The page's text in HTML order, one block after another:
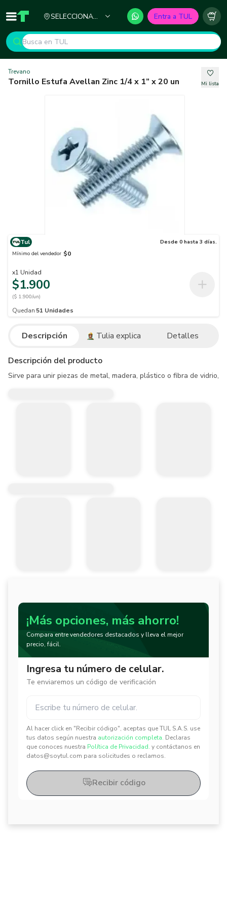
Inicio TUL - Tu Marketplace de Construcción
SELECCIONA
Entra a TUL
Trevano
Tornillo Estufa Avellan Zinc 1/4 x 1” x 20 un Mi lista
Tul
Desde 0 hasta 3 días.
Mínimo del vendedor $0
x1 Unidad
$1.900
($ 1.900/un)
Quedan 51 Unidades
Descripción Tulia explica Detalles
Descripción del producto
Sirve para unir piezas de metal, madera, plástico o fibra de
¡Más opciones, más ahorro!
Compara entre vendedores destacados y lleva el mejor
precio, fácil.
Ingresa tu número de celular.
Te enviaremos un código de verificación
Al hacer click en "Recibir código", aceptas que TUL S.A.S. use
tus datos según nuestra autorización completa. Declaras
que conoces nuestra Política de Privacidad. y contáctanos en
datos@soytul.com para solicitudes o reclamos.
✕
✕
Recibir código